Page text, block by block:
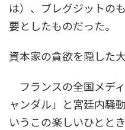
は）、ブレグジットの
要としたものだった。
資本家の貪欲を隠した
フランスの全国メデ
ャンダル」と宮廷内騒
いうこの楽しいひとと